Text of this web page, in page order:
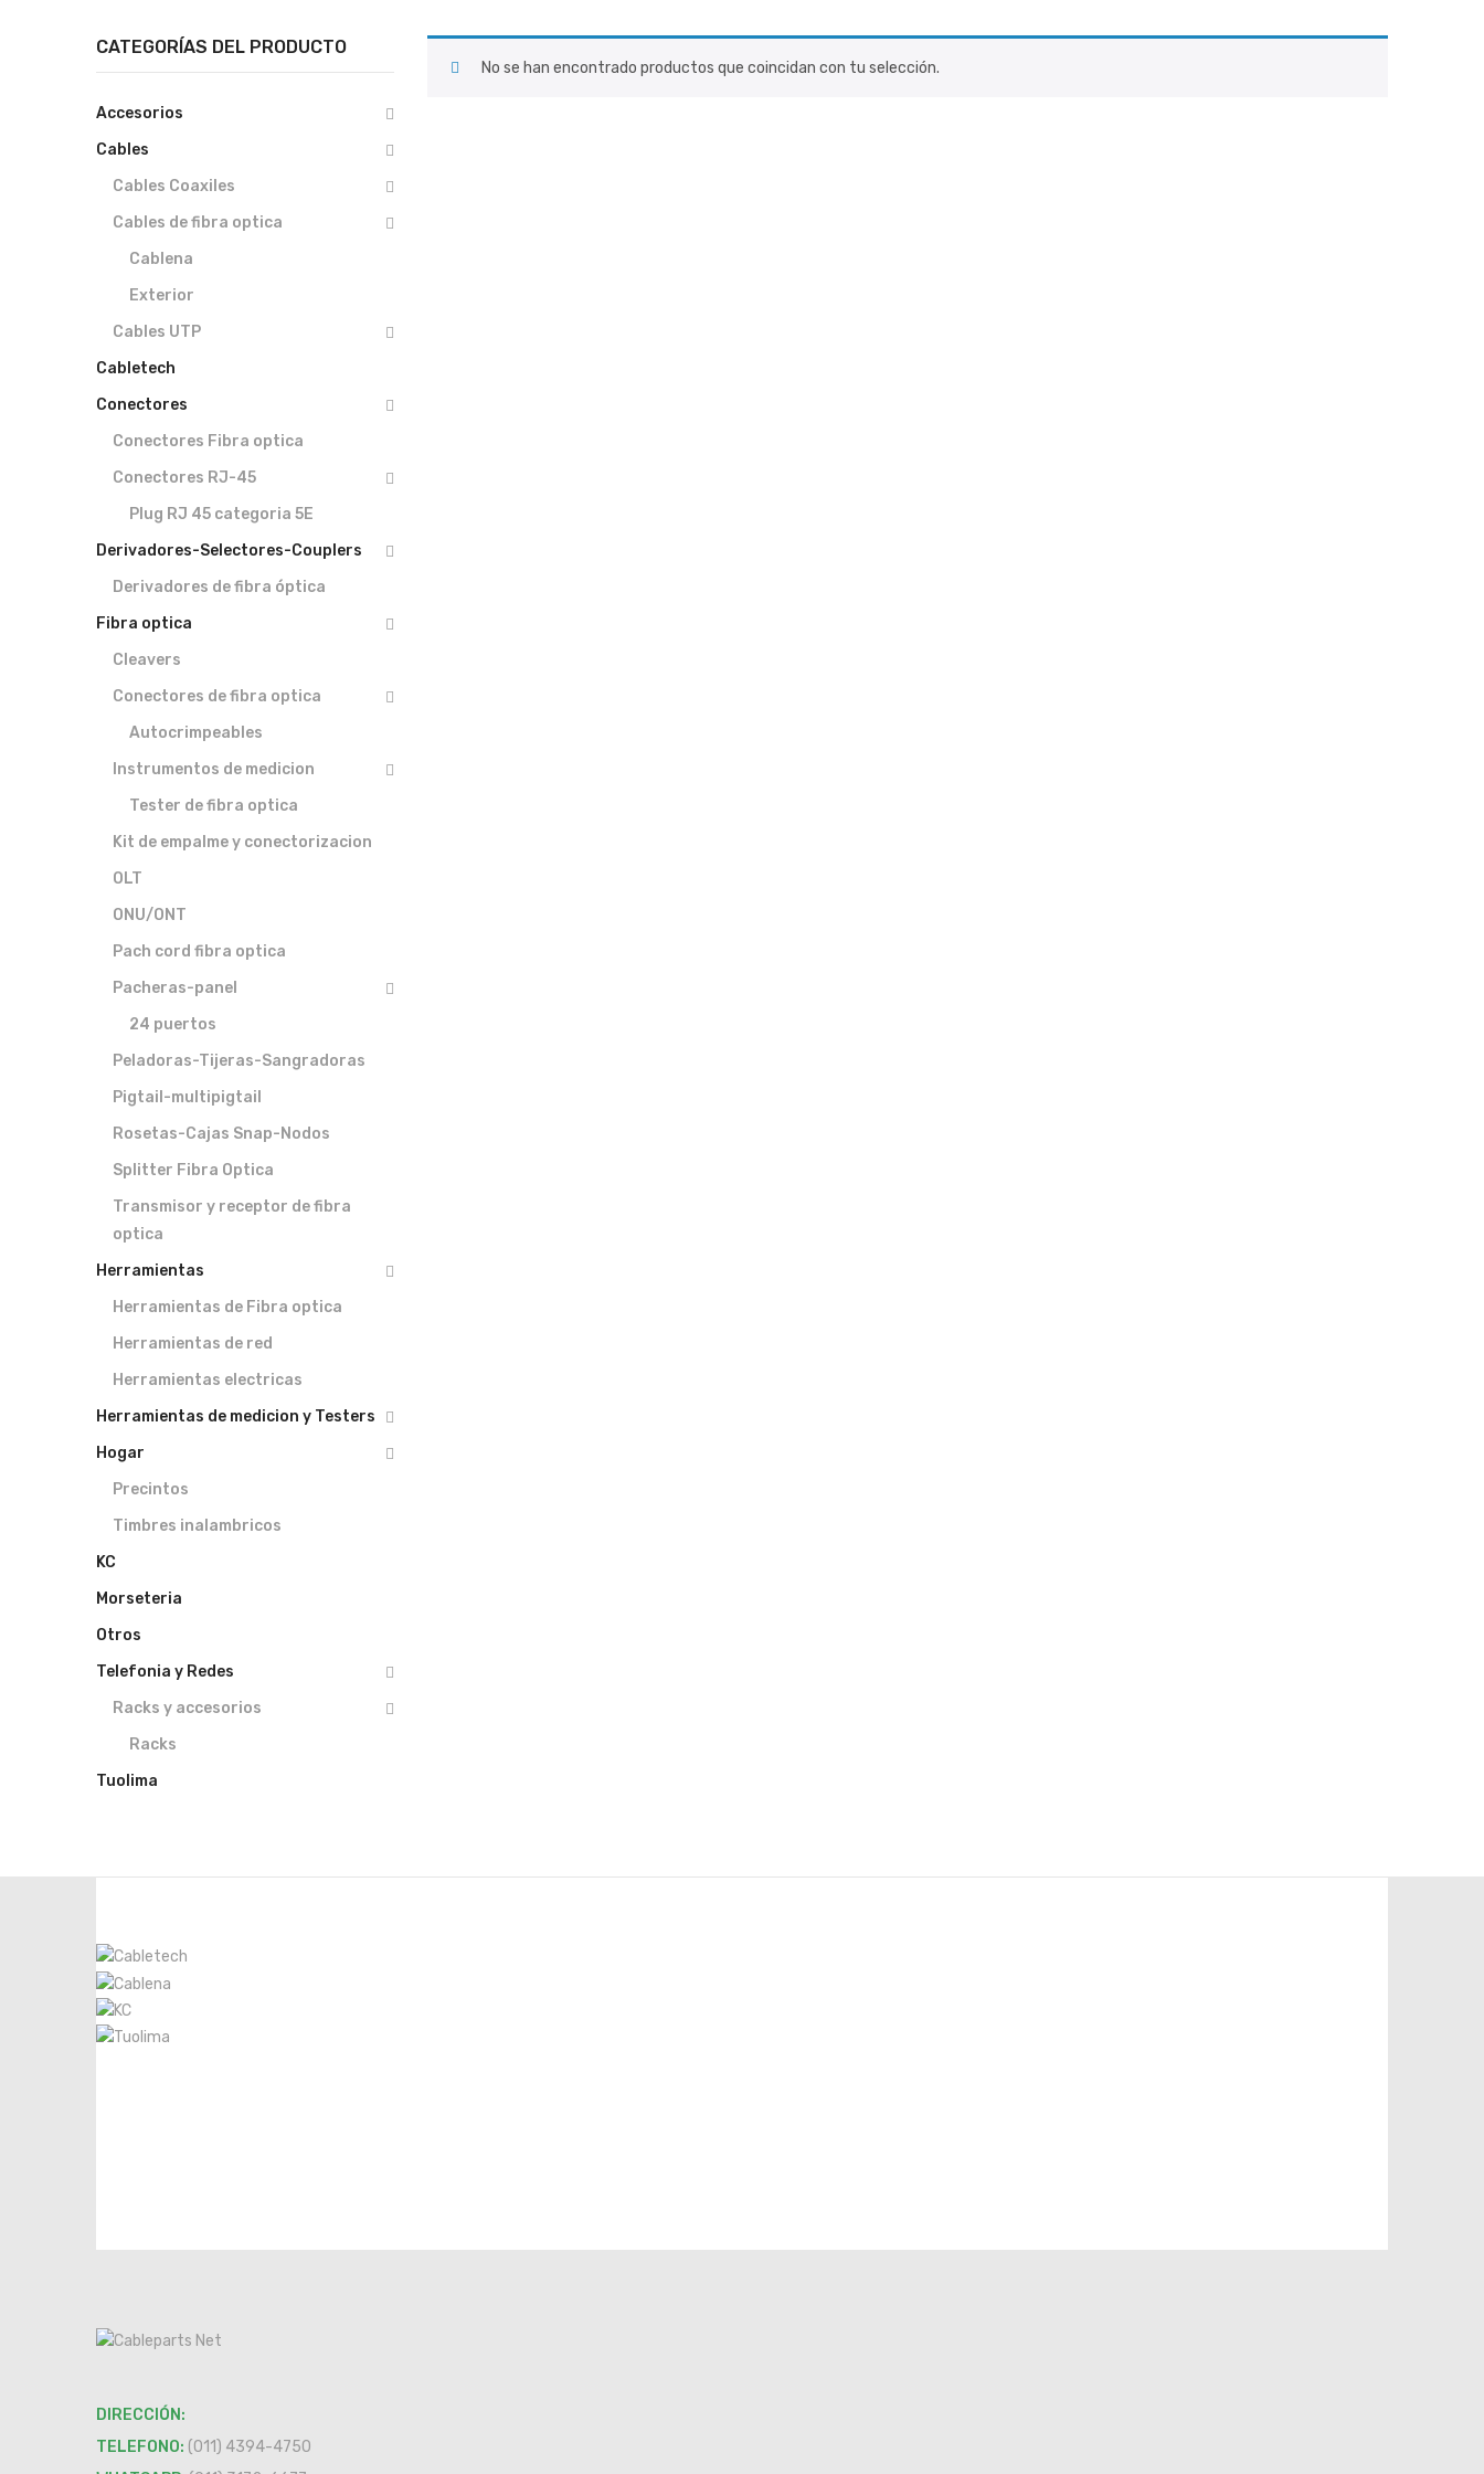
No se han encontrado productos que coincidan con tu selección.
CATEGORÍAS DEL PRODUCTO
Accesorios
Cables
Cables Coaxiles
Cables de fibra optica
Cablena
Exterior
Cables UTP
Cabletech
Conectores
Conectores Fibra optica
Conectores RJ-45
Plug RJ 45 categoria 5E
Derivadores-Selectores-Couplers
Derivadores de fibra óptica
Fibra optica
Cleavers
Conectores de fibra optica
Autocrimpeables
Instrumentos de medicion
Tester de fibra optica
Kit de empalme y conectorizacion
OLT
ONU/ONT
Pach cord fibra optica
Pacheras-panel
24 puertos
Peladoras-Tijeras-Sangradoras
Pigtail-multipigtail
Rosetas-Cajas Snap-Nodos
Splitter Fibra Optica
Transmisor y receptor de fibra
optica
Herramientas
Herramientas de Fibra optica
Herramientas de red
Herramientas electricas
Herramientas de medicion y Testers
Hogar
Precintos
Timbres inalambricos
KC
Morseteria
Otros
Telefonia y Redes
Racks y accesorios
Racks
Tuolima
DIRECCIÓN:
TELEFONO: (011) 4394-4750